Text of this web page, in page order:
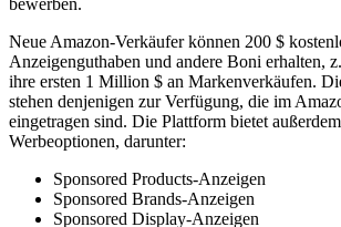
bewerben.
Neue Amazon-Verkäufer können 200 $
Anzeigenguthaben und andere Boni erhalten,
ihre ersten 1 Million $ an Markenverkäufen.
stehen denjenigen zur Verfügung, die im
eingetragen sind. Die Plattform bietet
Werbeoptionen, darunter:
Sponsored Products-Anzeigen
Sponsored Brands-Anzeigen
Sponsored Display-Anzeigen